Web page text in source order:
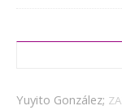
Yuyito González;